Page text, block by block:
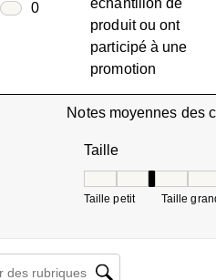
0 avis avec 2 étoiles.
0
0 avis avec 1 étoile.
échantillon de
produit ou ont
participé à une
promotion
Notes moyennes des
Taille
Taille petit Taille
de sujet et d'avis